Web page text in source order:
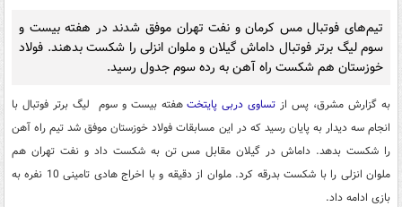
تیم‌های فوتبال مس کرمان و نفت تهران موفق شدند در هفته بیست و
سوم لیگ برتر فوتبال داماش گیلان و ملوان انزلی را شکست بدهند. فولاد
خوزستان هم شکست راه آهن به رده سوم جدول رسید.
به گزارش مشرق، پس از تساوی دربی پایتختهفته بیست و سوم لیگ برتر فوتبال با
انجام سه دیدار به پایان رسید که در این مسابقات فولاد خوزستان موفق شد تیم راه آهن
را شکست بدهد. داماش در گیلان مقابل مس تن به شکست داد و نفت تهران هم
ملوان انزلی را با شکست بدرقه کرد. ملوان از دقیقه و با اخراج هادی تامینی 10 نفره به
بازی ادامه داد.